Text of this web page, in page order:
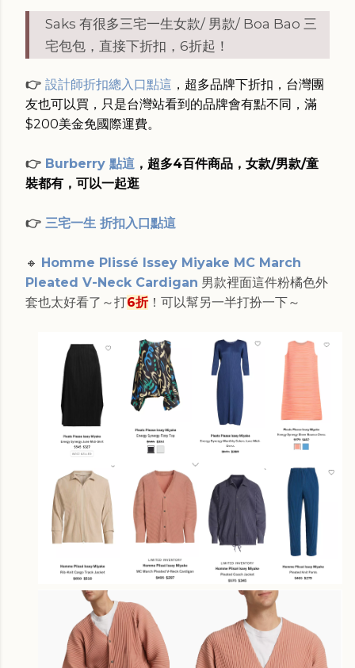
Saks 有很多三宅一生女款/ 男款/ Boa Bao 三
宅包包，直接下折扣，6折起！
👉 設計師折扣總入口點這 ，超多品牌下折扣，台灣團
友也可以買，只是台灣站看到的品牌會有點不同，滿
$200美金免國際運費。
👉 Burberry 點這 ，超多4百件商品，女款/男款/童
裝都有，可以一起逛
👉 三宅一生 折扣入口點這
🔸 Homme Plissé Issey Miyake MC March
Pleated V-Neck Cardigan 男款裡面這件粉橘色外
套也太好看了～打6折！可以幫另一半打扮一下～